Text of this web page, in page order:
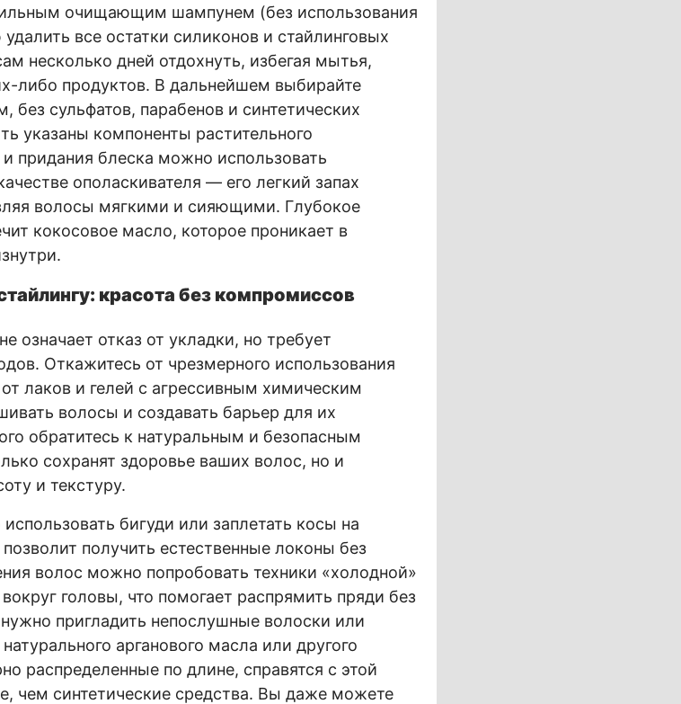
очищающим шампунем (без использования
все остатки силиконов и стайлинговых
несколько дней отдохнуть, избегая мытья,
либо продуктов. В дальнейшем выбирайте
сульфатов, парабенов и синтетических
указаны компоненты растительного
придания блеска можно использовать
ополаскивателя — его легкий запах
волосы мягкими и сияющими. Глубокое
кокосовое масло, которое проникает в
красота без компромиссов
означает отказ от укладки, но требует
Откажитесь от чрезмерного использования
лаков и гелей с агрессивным химическим
волосы и создавать барьер для их
обратитесь к натуральным и безопасным
сохранят здоровье ваших волос, но и
и текстуру.
бигуди или заплетать косы на
получить естественные локоны без
волос можно попробовать техники «холодной»
головы, что помогает распрямить пряди без
пригладить непослушные волоски или
арганового масла или другого
распределенные по длине, справятся с этой
чем синтетические средства. Вы даже можете